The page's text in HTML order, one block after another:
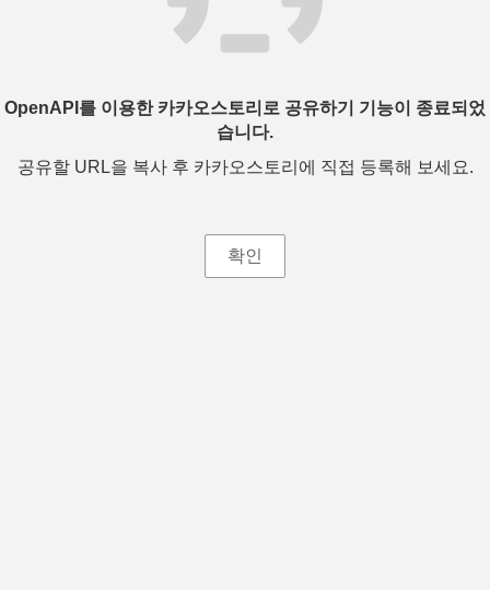
OpenAPI를 이용한 카카오스토리로 공유하기 기능이 종료되었
습니다.
공유할 URL을 복사 후 카카오스토리에 직접 등록해 보세요.
확인